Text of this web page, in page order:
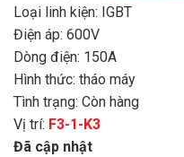
Loại linh kiện: IGBT
Điện áp: 600V
Dòng điện: 150A
Hình thức: tháo máy
Tình trạng: Còn hàng
Vị trí: F3-1-K3
Đã cập nhật